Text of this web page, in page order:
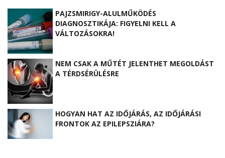
PAJZSMIRIGY-ALULMŰKÖDÉS
DIAGNOSZTIKÁJA: FIGYELNI KELL A
VÁLTOZÁSOKRA!
NEM CSAK A MŰTÉT JELENTHET MEGOLDÁST
A TÉRDSÉRÜLÉSRE
HOGYAN HAT AZ IDŐJÁRÁS, AZ IDŐJÁRÁSI
FRONTOK AZ EPILEPSZIÁRA?